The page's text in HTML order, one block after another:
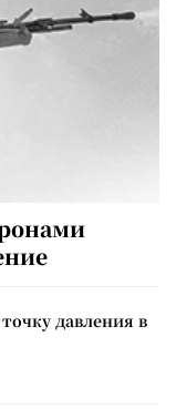
давления в